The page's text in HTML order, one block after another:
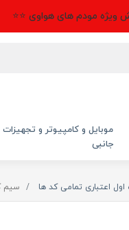
ویژه مودم های هواوی ⭐⭐
موبایل و کامپیوتر و تجهیزات
جانبی
اعتباری تمامی کد ها سیم کارت